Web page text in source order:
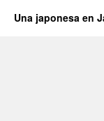
Una japonesa en